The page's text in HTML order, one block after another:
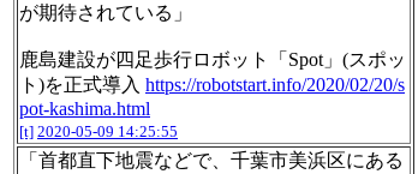
が期待されている」
鹿島建設が四足歩行ロボット「Spot」(スポッ
ト)を正式導入 https://robotstart.info/2020/02/20/s
pot-kashima.html
[t] 2020-05-09 14:25:55
「首都直下地震などで、千葉市美浜区にある